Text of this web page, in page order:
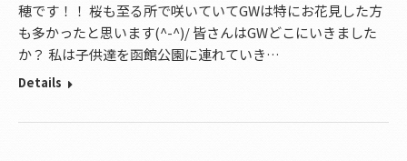
穂です！！ 桜も至る所で咲いていてGWは特にお花見した方
も多かったと思います(^-^)/ 皆さんはGWどこにいきました
か？ 私は子供達を函館公園に連れていき…
Details